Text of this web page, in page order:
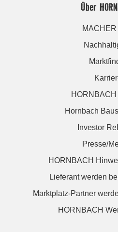
Über
Hornbach
Investor
Presse/
HORNBACH
Lieferant werden
Marktplatz-Partner
HORNBACH